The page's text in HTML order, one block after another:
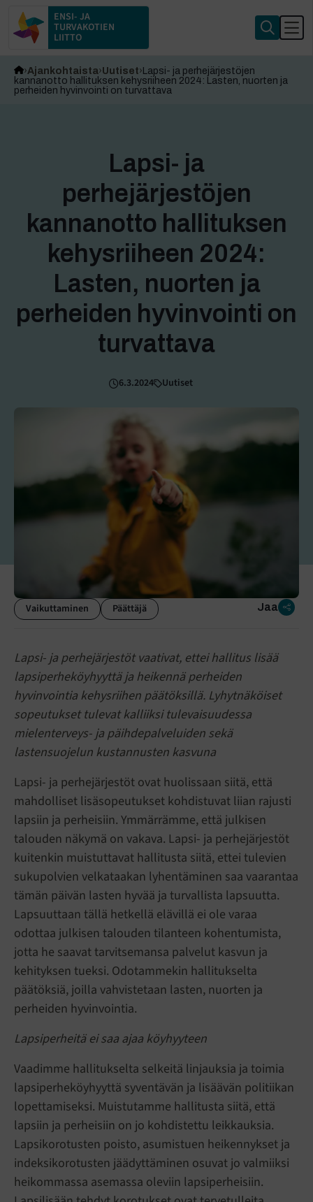
ENSI- JA
TURVAKOTIEN
LIITTO
Ajankohtaista Uutiset Lapsi- ja perhejärjestöjen
kannanotto hallituksen kehysriiheen 2024: Lasten, nuorten ja
perheiden hyvinvointi on turvattava
Lapsi- ja
perhejärjestöjen
kannanotto hallituksen
kehysriiheen 2024:
Lasten, nuorten ja
perheiden hyvinvointi on
turvattava
6.3.2024 Uutiset
Vaikuttaminen Päättäjä Jaa
Lapsi- ja perhejärjestöt vaativat, ettei hallitus lisää
lapsiperheköyhyyttä ja heikennä perheiden
hyvinvointia kehysriihen päätöksillä. Lyhytnäköiset
sopeutukset tulevat kalliiksi tulevaisuudessa
mielenterveys- ja päihdepalveluiden sekä
lastensuojelun kustannusten kasvuna
Lapsi- ja perhejärjestöt ovat huolissaan siitä, että
mahdolliset lisäsopeutukset kohdistuvat liian rajusti
lapsiin ja perheisiin. Ymmärrämme, että julkisen
talouden näkymä on vakava. Lapsi- ja perhejärjestöt
kuitenkin muistuttavat hallitusta siitä, ettei tulevien
sukupolvien velkataakan lyhentäminen saa vaarantaa
tämän päivän lasten hyvää ja turvallista lapsuutta.
Lapsuuttaan tällä hetkellä elävillä ei ole varaa
odottaa julkisen talouden tilanteen kohentumista,
jotta he saavat tarvitsemansa palvelut kasvun ja
kehityksen tueksi. Odotammekin hallitukselta
päätöksiä, joilla vahvistetaan lasten, nuorten ja
perheiden hyvinvointia.
Lapsiperheitä ei saa ajaa köyhyyteen
Vaadimme hallitukselta selkeitä linjauksia ja toimia
lapsiperheköyhyyttä syventävän ja lisäävän politiikan
lopettamiseksi. Muistutamme hallitusta siitä, että
lapsiin ja perheisiin on jo kohdistettu leikkauksia.
Lapsikorotusten poisto, asumistuen heikennykset ja
indeksikorotusten jäädyttäminen osuvat jo valmiiksi
heikommassa asemassa oleviin lapsiperheisiin.